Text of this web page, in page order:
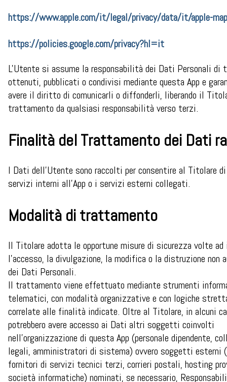
https://www.apple.com/it/legal/privacy/data/it/apple-
https://policies.google.com/privacy?hl=it
L'Utente si assume la responsabilità dei Dati Personali di
ottenuti, pubblicati o condivisi mediante questa App e
avere il diritto di comunicarli o diffonderli, liberando il
trattamento da qualsiasi responsabilità verso terzi.
Finalità del Trattamento dei Dati
I Dati dell’Utente sono raccolti per consentire al Titolare
servizi interni all’App o i servizi esterni collegati.
Modalità di trattamento
Il Titolare adotta le opportune misure di sicurezza volte ad
l’accesso, la divulgazione, la modifica o la distruzione non
dei Dati Personali.
Il trattamento viene effettuato mediante strumenti
telematici, con modalità organizzative e con logiche
correlate alle finalità indicate. Oltre al Titolare, in alcuni
potrebbero avere accesso ai Dati altri soggetti coinvolti
nell’organizzazione di questa App (personale dipendente,
legali, amministratori di sistema) ovvero soggetti esterni
fornitori di servizi tecnici terzi, corrieri postali, hosting
società informatiche) nominati, se necessario,